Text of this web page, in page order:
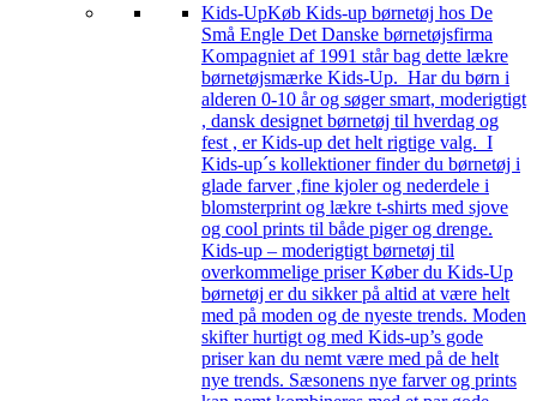
Kids-UpKøb Kids-up børnetøj hos De
Små Engle Det Danske børnetøjsfirma
Kompagniet af 1991 står bag dette lækre
børnetøjsmærke Kids-Up. Har du børn i
alderen 0-10 år og søger smart, moderigtigt
, dansk designet børnetøj til hverdag og
fest , er Kids-up det helt rigtige valg. I
Kids-up´s kollektioner finder du børnetøj i
glade farver ,fine kjoler og nederdele i
blomsterprint og lækre t-shirts med sjove
og cool prints til både piger og drenge.
Kids-up – moderigtigt børnetøj til
overkommelige priser Køber du Kids-Up
børnetøj er du sikker på altid at være helt
med på moden og de nyeste trends. Moden
skifter hurtigt og med Kids-up’s gode
priser kan du nemt være med på de helt
nye trends. Sæsonens nye farver og prints